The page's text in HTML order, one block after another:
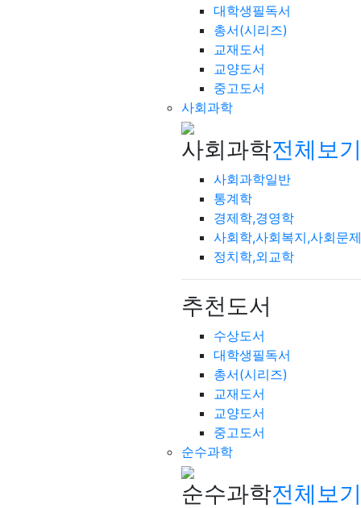
대학생필독서
총서(시리즈)
교재도서
교양도서
중고도서
사회과학
사회과학전체보
사회과학일반
통계학
경제학,경영학
사회학,사회복지,사회문제
정치학,외교학
추천도서
수상도서
대학생필독서
총서(시리즈)
교재도서
교양도서
중고도서
순수과학
순수과학전체보